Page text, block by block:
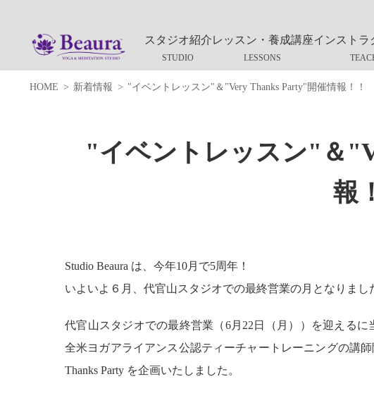
スタジオ紹介レッスン・養成講座インストラ
HOME 新着情報 "イベントレッスン"＆"Very Thanks Party"開催情報！！
"イベントレッスン"＆
報
Studio Beaura は、今年10月で5周年！
いよいよ６月、代官山スタジオでの最終営業の月となりまし
代官山スタジオでの最終営業（6月22日（月））を迎える
全米ヨガアライアンス公認ティーチャートレーニングの講
Thanks Party を企画いたしました。